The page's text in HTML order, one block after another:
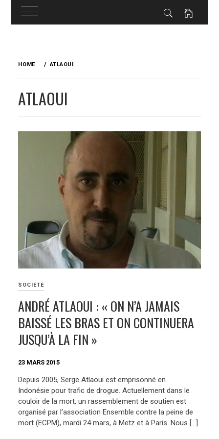
HOME ATLAOUI
ATLAOUI
SOCIÉTÉ
ANDRÉ ATLAOUI : « ON N’A JAMAIS
BAISSÉ LES BRAS ET ON CONTINUERA
JUSQU’À LA FIN »
23 MARS 2015
Depuis 2005, Serge Atlaoui est emprisonné en
Indonésie pour trafic de drogue. Actuellement dans le
couloir de la mort, un rassemblement de soutien est
organisé par l’association Ensemble contre la peine de
mort (ECPM), mardi 24 mars, à Metz et à Paris. Nous […]